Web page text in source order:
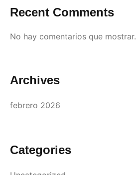
Recent Comments
No hay comentarios que mostrar.
Archives
febrero 2026
Categories